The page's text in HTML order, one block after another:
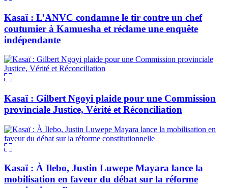
Kasaï : L’ANVC condamne le tir contre un chef
coutumier à Kamuesha et réclame une enquête
indépendante
Kasaï : Gilbert Ngoyi plaide pour une Commission
provinciale Justice, Vérité et Réconciliation
Kasaï : À Ilebo, Justin Luwepe Mayara lance la
mobilisation en faveur du débat sur la réforme